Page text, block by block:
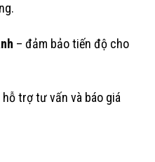
– đảm bảo tiến độ cho
trợ tư vấn và báo giá